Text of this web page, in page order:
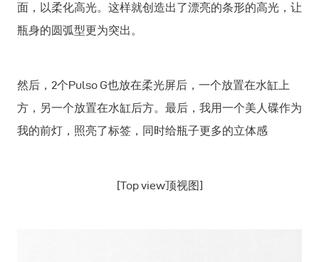
面，以柔化高光。这样就创造出了漂亮的条形的高光，让
瓶身的圆弧型更为突出。
然后，2个Pulso G也放在柔光屏后，一个放置在水缸上
方，另一个放置在水缸后方。最后，我用一个美人碟作为
我的前灯，照亮了标签，同时给瓶子更多的立体感
[Top view顶视图]